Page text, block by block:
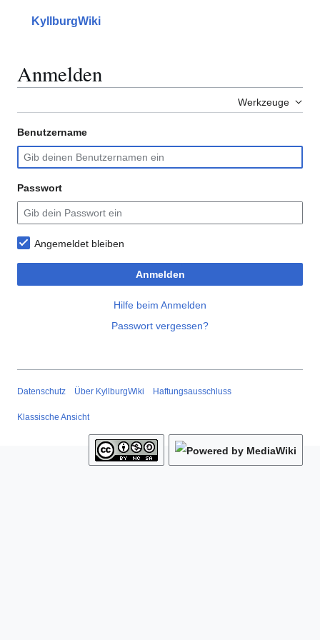
springenHauptmenü
KyllburgWiki
Anmelden
Werkzeuge
Benutzername
Passwort
Angemeldet bleiben
Anmelden
Hilfe beim Anmelden
Passwort vergessen?
Datenschutz Über KyllburgWiki Haftungsausschluss
Klassische Ansicht